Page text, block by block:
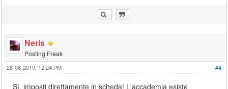
Neris
Posting Freak
#4
28-08-2019, 12:24 PM
Sì, imposti direttamente in scheda! L'accademia esiste